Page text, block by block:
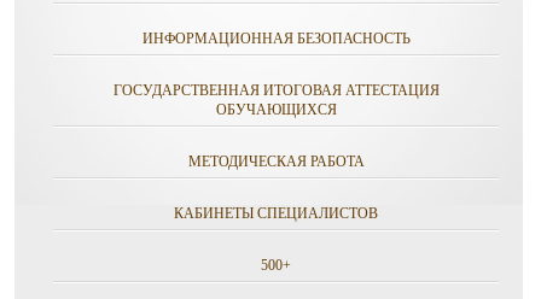
ИНФОРМАЦИОННАЯ БЕЗОПАСНОСТЬ
ГОСУДАРСТВЕННАЯ ИТОГОВАЯ АТТЕСТАЦИЯ
ОБУЧАЮЩИХСЯ
МЕТОДИЧЕСКАЯ РАБОТА
КАБИНЕТЫ СПЕЦИАЛИСТОВ
500+